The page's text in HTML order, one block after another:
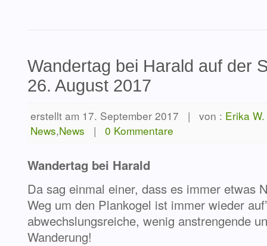
Wandertag bei Harald auf der
26. August 2017
erstellt am 17. September 2017 | von : Erika W.
News,News | 0 Kommentare
Wandertag bei Harald
Da sag einmal einer, dass es immer etwas
Weg um den Plankogel ist immer wieder
abwechslungsreiche, wenig anstrengende
Wanderung!